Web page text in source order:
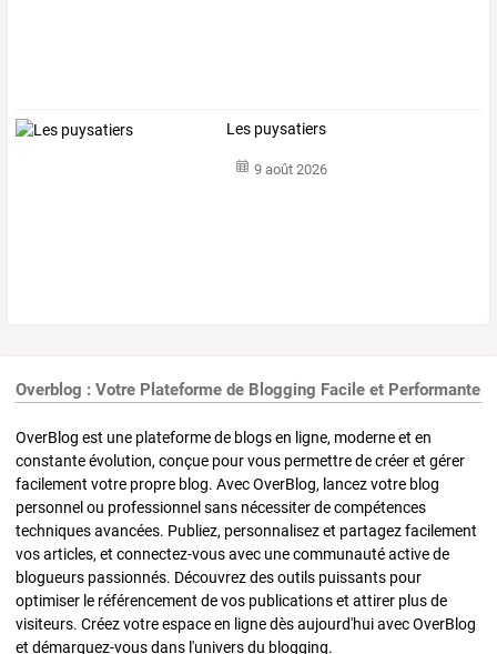
Les puysatiers
9 août 2026
Overblog : Votre Plateforme de Blogging Facile et Performante
OverBlog est une plateforme de blogs en ligne, moderne et en
constante évolution, conçue pour vous permettre de créer et gérer
facilement votre propre blog. Avec OverBlog, lancez votre blog
personnel ou professionnel sans nécessiter de compétences
techniques avancées. Publiez, personnalisez et partagez facilement
vos articles, et connectez-vous avec une communauté active de
blogueurs passionnés. Découvrez des outils puissants pour
optimiser le référencement de vos publications et attirer plus de
visiteurs. Créez votre espace en ligne dès aujourd'hui avec OverBlog
et démarquez-vous dans l'univers du blogging.